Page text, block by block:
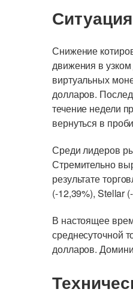
Снижение
движения в
виртуальных
долларов.
течение недели
вернуться в
Среди лидеров
Стремительно
результате
(-12,39%), Stellar
В настоящее
среднесуточной
долларов.